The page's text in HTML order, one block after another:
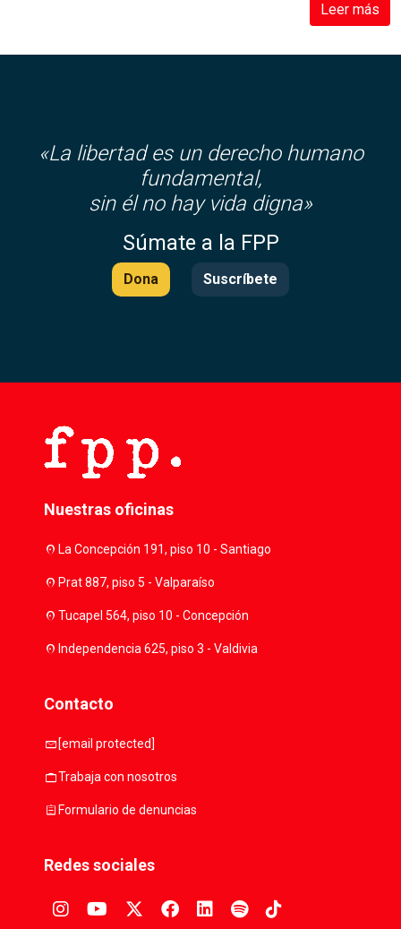
Leer más
«La libertad es un derecho humano
fundamental,
sin él no hay vida digna»
Súmate a la FPP
Dona Suscríbete
Nuestras oficinas
location_onLa Concepción 191, piso 10 - Santiago
location_onPrat 887, piso 5 - Valparaíso
location_onTucapel 564, piso 10 - Concepción
location_onIndependencia 625, piso 3 - Valdivia
Contacto
mail [email protected]
workTrabaja con nosotros
assignmentFormulario de denuncias
Redes sociales